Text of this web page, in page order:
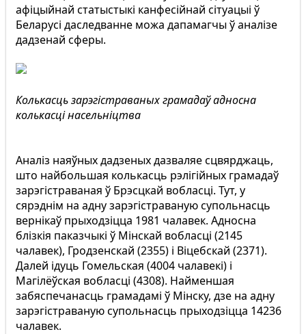
афіцыйнай статыстыкі канфесійнай сітуацыі ў
Беларусі даследванне можа дапамагчы ў аналізе
дадзенай сферы.
Колькасць зарэгістраваных грамадаў адносна
колькасці насельніцтва
Аналіз наяўных дадзеных дазваляе сцвярджаць,
што найбольшая колькасць рэлігійных грамадаў
зарэгістраваная ў Брэсцкай вобласці. Тут, у
сярэднім на адну зарэгістраваную супольнасць
вернікаў прыходзіцца 1981 чалавек. Адносна
блізкія паказчыкі ў Мінскай вобласці (2145
чалавек), Гродзенскай (2355) і Віцебскай (2371).
Далей ідуць Гомельская (4004 чалавекі) і
Магілёўская вобласці (4308). Найменшая
забяспечанасць грамадамі ў Мінску, дзе на адну
зарэгістраваную супольнасць прыходзіцца 14236
чалавек.